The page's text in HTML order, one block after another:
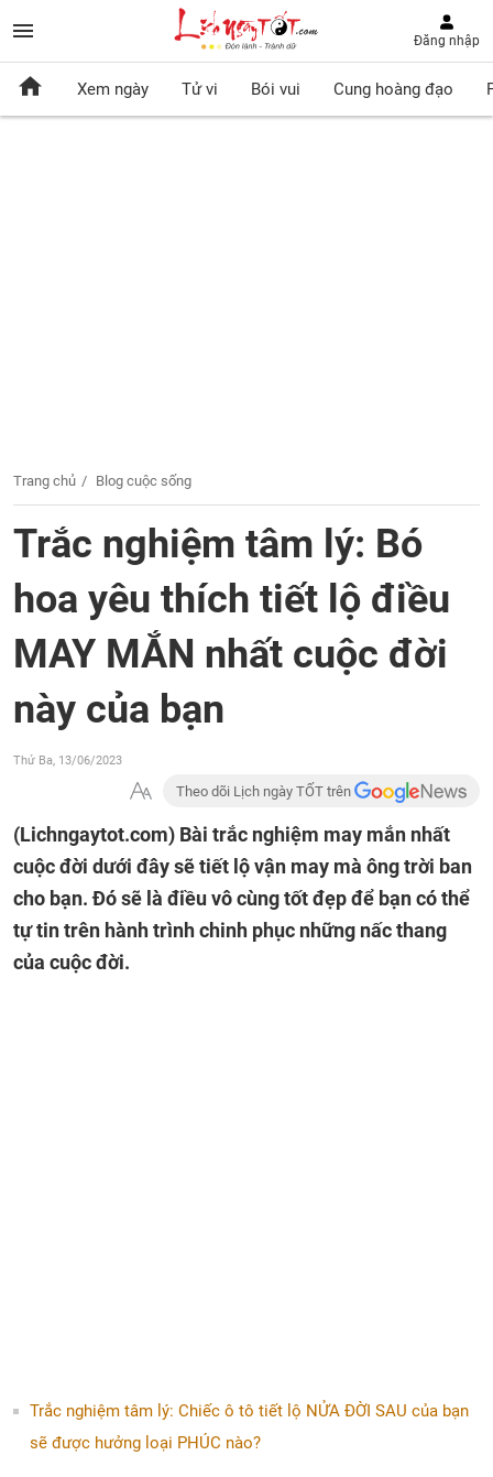
Đăng nhập
Xem ngày Tử vi Bói vui Cung hoàng đạo
Trang chủ Blog cuộc sống
Trắc nghiệm tâm lý: Bó
hoa yêu thích tiết lộ điều
MAY MẮN nhất cuộc đời
này của bạn
Thứ Ba, 13/06/2023
Theo dõi Lịch ngày TỐT trên
(Lichngaytot.com) Bài trắc nghiệm may mắn nhất
cuộc đời dưới đây sẽ tiết lộ vận may mà ông trời ban
cho bạn. Đó sẽ là điều vô cùng tốt đẹp để bạn có thể
tự tin trên hành trình chinh phục những nấc thang
của cuộc đời.
Trắc nghiệm tâm lý: Chiếc ô tô tiết lộ NỬA ĐỜI SAU của bạn
sẽ được hưởng loại PHÚC nào?